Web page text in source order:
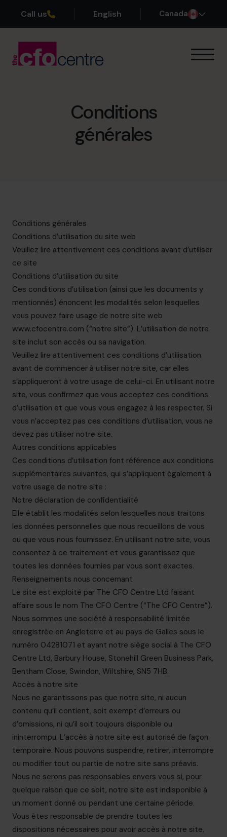
Call us English Canada
Rejoindre l’Équipe
info.ca@cfocentre.com
Conditions
générales
Conditions générales
Conditions d’utilisation du site web
Veuillez lire attentivement ces conditions avant d’utiliser
ce site
Conditions d’utilisation du site
Ces conditions d’utilisation (ainsi que les documents y
mentionnés) énoncent les modalités selon lesquelles
vous pouvez faire usage de notre site web
www.cfocentre.com (“notre site”). L’utilisation de notre
site inclut son accès ou sa navigation.
Veuillez lire attentivement ces conditions d’utilisation
avant de commencer à utiliser notre site, car elles
s’appliqueront à votre usage de celui-ci. En utilisant notre
site, vous confirmez que vous acceptez ces conditions
d’utilisation et que vous vous engagez à les respecter. Si
vous n’acceptez pas ces conditions d’utilisation, vous ne
devez pas utiliser notre site.
Autres conditions applicables
Ces conditions d’utilisation font référence aux conditions
supplémentaires suivantes, qui s’appliquent également à
votre usage de notre site :
Notre déclaration de confidentialité
Elle établit les modalités selon lesquelles nous traitons
les données personnelles que nous recueillons de vous
ou que vous nous fournissez. En utilisant notre site, vous
consentez à ce traitement et vous garantissez que
toutes les données fournies par vous sont exactes.
Renseignements nous concernant
Le site est exploité par The CFO Centre Ltd faisant
affaire sous le nom The CFO Centre (“The CFO Centre”).
Nous sommes une société à responsabilité limitée
enregistrée en Angleterre et au pays de Galles sous le
numéro 04281071 et ayant notre siège social à The CFO
Centre Ltd, Barbury House, Stonehill Green Business Park,
Bentham Close, Swindon, Wiltshire, SN5 7HB.
Accès à notre site
Nous ne garantissons pas que notre site, ni aucun
contenu qu’il contient, soit exempt d’erreurs ou
d’omissions, ni qu’il soit toujours disponible ou
ininterrompu. L’accès à notre site est autorisé de façon
temporaire. Nous pouvons suspendre, retirer, interrompre
ou modifier tout ou partie de notre site sans préavis.
Nous ne serons pas responsables envers vous si, pour
quelque raison que ce soit, notre site est indisponible à
un moment donné ou pendant une certaine période.
Vous êtes responsable de prendre toutes les
dispositions nécessaires pour avoir accès à notre site.